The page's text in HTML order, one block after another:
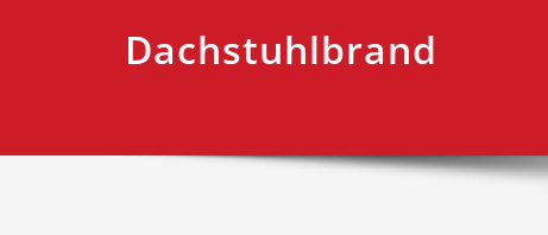
Dachstuhlbrand